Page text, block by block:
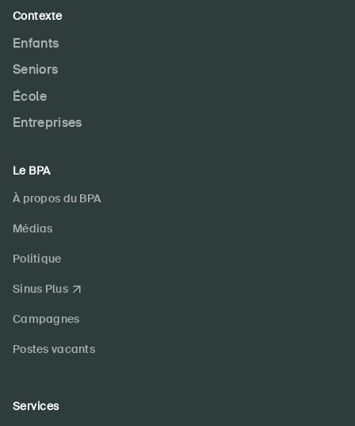
Contexte
Enfants
Seniors
École
Entreprises
Le BPA
À propos du BPA
Médias
Politique
Sinus Plus
Campagnes
Postes vacants
Services